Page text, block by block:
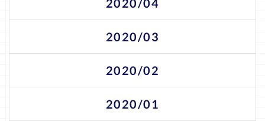
2020/04
2020/03
2020/02
2020/01